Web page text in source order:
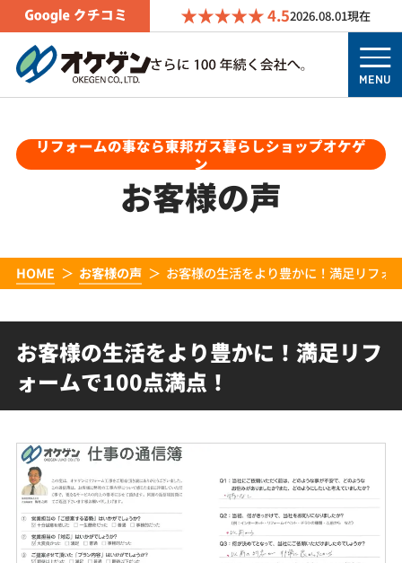
4.52026.08.01現在
MENU
リフォームの事なら東邦ガス暮らしショップオケゲ
ン
お客様の声
HOME お客様の声 お客様の生活をより豊かに！満足リフォ
お客様の生活をより豊かに！満足リフ
ォームで100点満点！